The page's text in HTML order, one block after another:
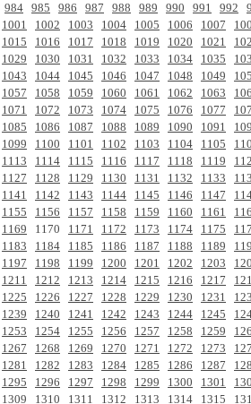
984 985 986 987 988 989 990 991 992
1001 1002 1003 1004 1005 1006 1007
1015 1016 1017 1018 1019 1020 1021
1029 1030 1031 1032 1033 1034 1035
1043 1044 1045 1046 1047 1048 1049
1057 1058 1059 1060 1061 1062 1063
1071 1072 1073 1074 1075 1076 1077
1085 1086 1087 1088 1089 1090 1091
1099 1100 1101 1102 1103 1104 1105
1113 1114 1115 1116 1117 1118 1119
1127 1128 1129 1130 1131 1132 1133
1141 1142 1143 1144 1145 1146 1147
1155 1156 1157 1158 1159 1160 1161
1169 1170 1171 1172 1173 1174 1175
1183 1184 1185 1186 1187 1188 1189
1197 1198 1199 1200 1201 1202 1203
1211 1212 1213 1214 1215 1216 1217
1225 1226 1227 1228 1229 1230 1231
1239 1240 1241 1242 1243 1244 1245
1253 1254 1255 1256 1257 1258 1259
1267 1268 1269 1270 1271 1272 1273
1281 1282 1283 1284 1285 1286 1287
1295 1296 1297 1298 1299 1300 1301
1309 1310 1311 1312 1313 1314 1315